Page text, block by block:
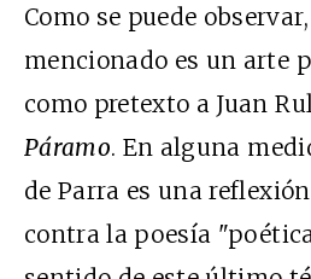
Como se puede
mencionado es un arte
como pretexto a Juan
Páramo. En alguna
de Parra es una
contra la poesía